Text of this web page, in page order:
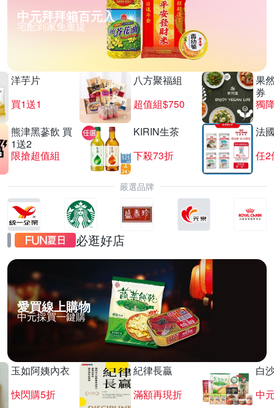
中元拜拜箱百元入
宅配到家免重提
洋芋片
買1送1
八方聚福組
超值組$750
果
券
獨
熊津黑蔘飲 買
1送2
限搶超值組
KIRIN生茶
下殺73折
法
任2
嚴選品牌
必逛好店
愛買線上購物
中元採買一鍵購
玉如阿姨內衣
快閃購5折
紀律長贏
滿額再現折
白
中